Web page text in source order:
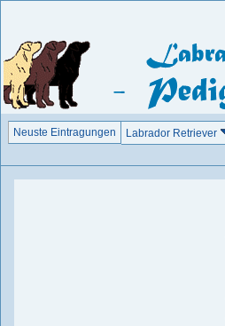
Neuste Eintragungen Labrador Retriever